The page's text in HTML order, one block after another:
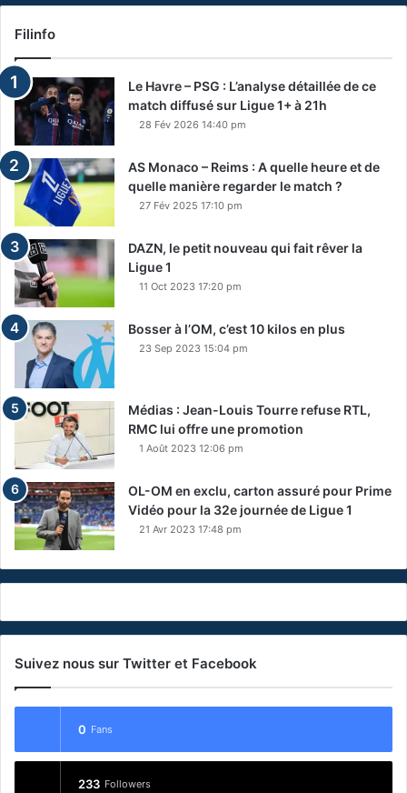
Filinfo
Le Havre – PSG : L’analyse détaillée de ce
match diffusé sur Ligue 1+ à 21h
28 Fév 2026 14:40 pm
AS Monaco – Reims : A quelle heure et de
quelle manière regarder le match ?
27 Fév 2025 17:10 pm
DAZN, le petit nouveau qui fait rêver la
Ligue 1
11 Oct 2023 17:20 pm
Bosser à l’OM, c’est 10 kilos en plus
23 Sep 2023 15:04 pm
Médias : Jean-Louis Tourre refuse RTL,
RMC lui offre une promotion
1 Août 2023 12:06 pm
OL-OM en exclu, carton assuré pour Prime
Vidéo pour la 32e journée de Ligue 1
21 Avr 2023 17:48 pm
Suivez nous sur Twitter et Facebook
0 Fans
233 Followers